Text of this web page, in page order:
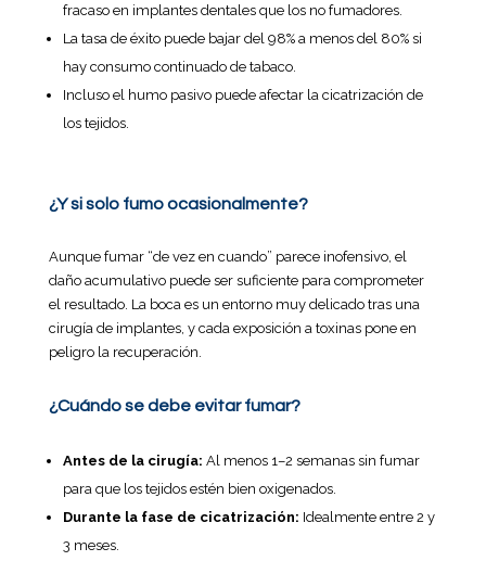
fracaso en implantes dentales que los no fumadores.
La tasa de éxito puede bajar del 98% a menos del 80% si
hay consumo continuado de tabaco.
Incluso el humo pasivo puede afectar la cicatrización de
los tejidos.
¿Y si solo fumo ocasionalmente?
Aunque fumar “de vez en cuando” parece inofensivo, el
daño acumulativo puede ser suficiente para comprometer
el resultado. La boca es un entorno muy delicado tras una
cirugía de implantes, y cada exposición a toxinas pone en
peligro la recuperación.
¿Cuándo se debe evitar fumar?
Antes de la cirugía: Al menos 1–2 semanas sin fumar
para que los tejidos estén bien oxigenados.
Durante la fase de cicatrización: Idealmente entre 2 y
3 meses.